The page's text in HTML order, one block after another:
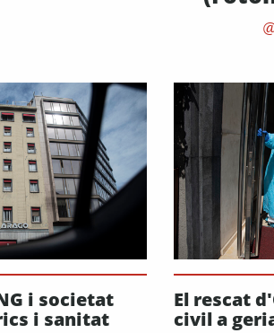
i societat
i sanitat
El rescat
civil a